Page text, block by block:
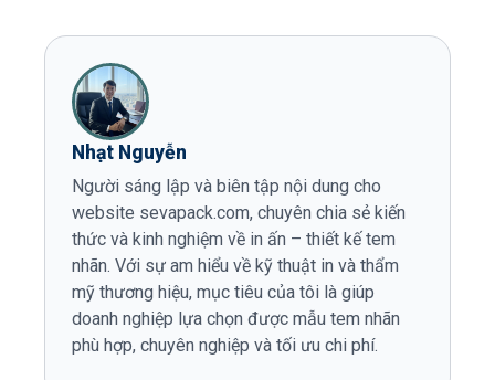
Nhạt Nguyễn
Người sáng lập và biên tập nội dung cho
website sevapack.com, chuyên chia sẻ kiến
thức và kinh nghiệm về in ấn – thiết kế tem
nhãn. Với sự am hiểu về kỹ thuật in và thẩm
mỹ thương hiệu, mục tiêu của tôi là giúp
doanh nghiệp lựa chọn được mẫu tem nhãn
phù hợp, chuyên nghiệp và tối ưu chi phí.